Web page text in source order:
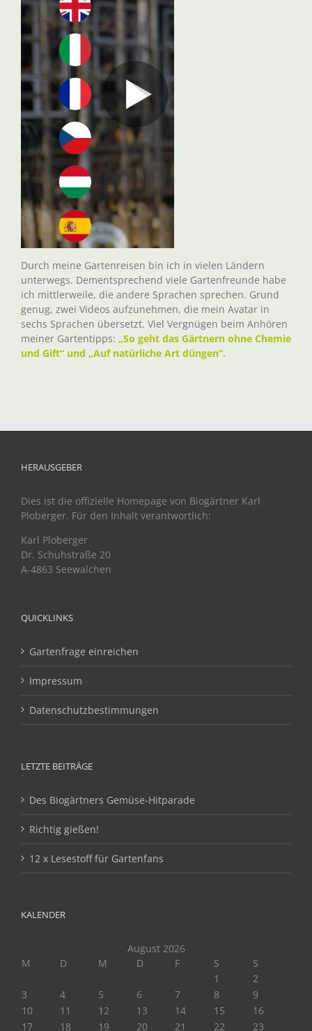
Durch meine Gartenreisen bin ich in vielen Ländern
unterwegs. Dementsprechend viele Gartenfreunde habe
ich mittlerweile, die andere Sprachen sprechen. Grund
genug, zwei Videos aufzunehmen, die mein Avatar in
sechs Sprachen übersetzt. Viel Vergnügen beim Anhören
meiner Gartentipps: „So geht das Gärtnern ohne Chemie
und Gift“ und „Auf natürliche Art düngen“.
HERAUSGEBER
Dies ist die offizielle Homepage von Biogärtner Karl
Ploberger. Für den Inhalt verantwortlich:
Karl Ploberger
Dr. Schuhstraße 20
A-4863 Seewalchen
QUICKLINKS
Gartenfrage einreichen
Impressum
Datenschutzbestimmungen
LETZTE BEITRÄGE
Des Biogärtners Gemüse-Hitparade
Richtig gießen!
12 x Lesestoff für Gartenfans
KALENDER
August 2026
M
D M D F S
S
1
2
3
4 5 6 7 8
9
10
11 12 13 14 15
16
17
18 19 20 21 22 23